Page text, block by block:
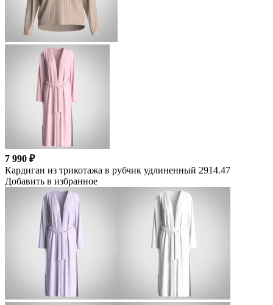
7 990 ₽
Кардиган из трикотажа в рубчик удлиненный 2914.47
Добавить в избранное